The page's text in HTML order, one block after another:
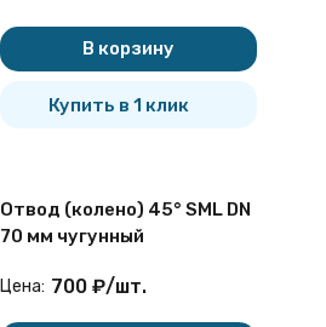
В корзину
Купить в 1 клик
Отвод (колено) 45° SML DN
70 мм чугунный
Цена: 700 ₽/шт.